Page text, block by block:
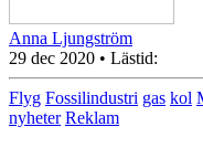
Anna Ljungström
29 dec 2020 • Lästid:
Flyg Fossilindustri gas kol
nyheter Reklam